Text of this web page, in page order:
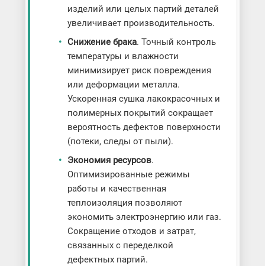
изделий или целых партий деталей
увеличивает производительность.
Снижение брака. Точный контроль
температуры и влажности
минимизирует риск повреждения
или деформации металла.
Ускоренная сушка лакокрасочных и
полимерных покрытий сокращает
вероятность дефектов поверхности
(потеки, следы от пыли).
Экономия ресурсов.
Оптимизированные режимы
работы и качественная
теплоизоляция позволяют
экономить электроэнергию или газ.
Сокращение отходов и затрат,
связанных с переделкой
дефектных партий.